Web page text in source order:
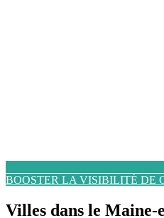
BOOSTER LA VISIBILITÉ DE
Villes dans le